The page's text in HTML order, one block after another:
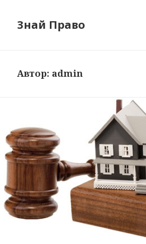
Знай Право
Автор: admin